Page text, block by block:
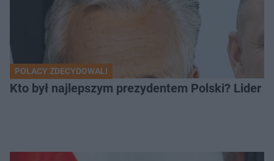
POLACY ZDECYDOWALI
Kto był najlepszym prezydentem Polski? Lider